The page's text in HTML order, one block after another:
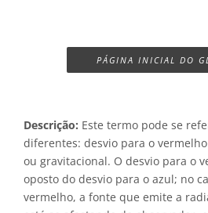
PÁGINA INICIAL DO
Descrição: Este termo pode se
diferentes: desvio para o
ou gravitacional. O desvio para o
oposto do desvio para o azul; no
vermelho, a fonte que emite a